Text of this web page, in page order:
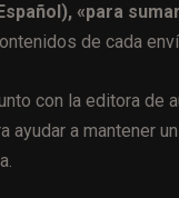
«para
de cada
con la editora de
ayudar a mantener